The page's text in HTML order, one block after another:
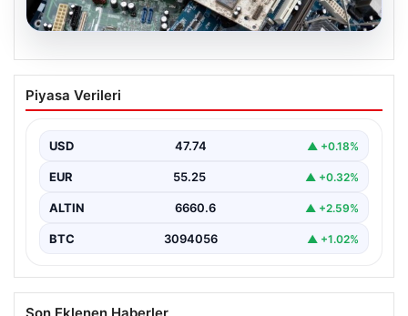
08.08.2026
Kurumsal Elektronik Dönüşümü ve
Sürdürülebilir Hizmetleri
şirketler altyapı parklarını sürekli aralıklarla
yenilemektedir. Söz konusu yenileme süreçlerinde…
Piyasa Verileri
USD 47.74 ▲ +0.18%
EUR 55.25 ▲ +0.32%
ALTIN 6660.6 ▲ +2.59%
BTC 3094056 ▲ +1.02%